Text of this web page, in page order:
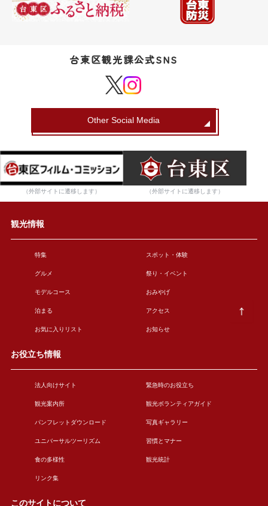
台東区観光課公式SNS
Other Social Media
（外部サイトに遷移します） （外部サイトに遷移します）
観光情報
特集 スポット・体験
グルメ 祭り・イベント
モデルコース おみやげ
泊まる アクセス
お気に入りリスト お知らせ
お役立ち情報
法人向けサイト 緊急時のお役立ち
観光案内所 観光ボランティアガイド
パンフレットダウンロード 写真ギャラリー
ユニバーサルツーリズム 習慣とマナー
食の多様性 観光統計
リンク集
このサイトについて